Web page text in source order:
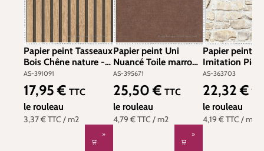
Papier peint Tasseaux
Bois Chêne nature -
Pintwalls 2 d'A.S.
Création | Réf. AS-
391091
AS-391091
3,37 €TTC / m2
Prix régulier :
17,95 € TTC
le rouleau
Papier peint Uni
Nuancé Toile marron
- Smart Surfaces
d'A.S. Création | Réf.
AS-395671
AS-395671
4,79 €TTC / m2
Prix régulier :
25,50 € TTC
le rouleau
Papier peint
Imitation
dorées -
d'A.S.
AS-363703
AS-363703
4,19 €TTC / m2
Prix régulier :
22,32 €
le rouleau